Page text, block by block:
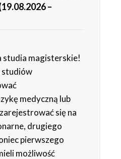
–
studia magisterskie!
studiów
medyczną lub
się na
drugiego
pierwszego
możliwość